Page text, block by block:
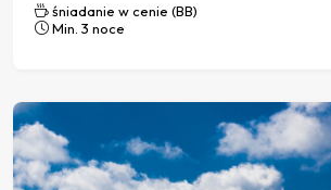
śniadanie w cenie (BB)
Min. 3 noce